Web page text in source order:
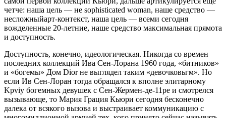
четче: наша цель — не sophisticated woman, наше сред­ство —
несложныйарт-контекст, наша цель — всеми сегод­ня
вожделенные 20-летние, наше средство максимальная прямота
и доступность.
Доступность, конечно, идеологическая. Никогда со времен
последних коллекций Ива Сен-Лорана 1960 года, «битников»
и «богемы» Дом Dior не выглядел таким «девочковьгм». Но
ес­ли Ив Сен-Лоран тогда обращался к вполне элитарному
Kpviy богемных девушек с Сен-Жермен-де-11ре и смотрелся
вызы­вающе, то Мария Грация Кьюри сегодня бесконечно
далека от всякого вызова и выстраивает коммуникацию с